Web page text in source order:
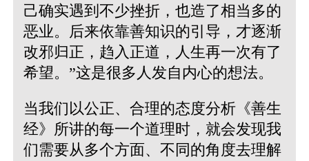
己确实遇到不少挫折，也造了相当多的
恶业。后来依靠善知识的引导，才逐渐
改邪归正，趋入正道，人生再一次有了
希望。”这是很多人发自内心的想法。
当我们以公正、合理的态度分析《善生
经》所讲的每一个道理时，就会发现我
们需要从多个方面、不同的角度去理解